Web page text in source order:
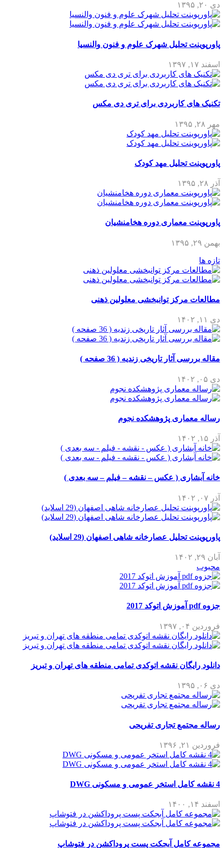
دی ۲۰, ۱۳۹۵
پاورپوینت تحلیل شهرک علوم و فنون والنسیا
اسفند ۱۷, ۱۳۹۷
تکنیک های کاربردی برای تری دی مکس
مهر ۲۸, ۱۳۹۵
پاورپوینت تحلیل مهد کودک
آذر ۲۸, ۱۳۹۵
پاورپوینت معماری دوره هخامنشیان
بهمن ۲۹, ۱۳۹۵
تازه ها
مطالعات مرکز توانبخشی معلولین ذهنی
دی ۱۱, ۱۴۰۲
مقاله بررسی آثار تاریخی زندیه ( 36 صفحه )
دی ۰۵, ۱۴۰۲
رساله معماری پژوهشکده نجوم
آذر ۱۵, ۱۴۰۲
خانه آبشاری ( عکس – نقشه – فیلم – سه بعدی )
آذر ۰۷, ۱۴۰۲
پاورپوینت تحلیل عصارخانه شاهی اصفهان (29 اسلاید)
آبان ۲۹, ۱۴۰۲
محبوب
جزوه pdf آموزش اتوکد 2017
فروردین ۰۴, ۱۳۹۷
دانلود رایگان نقشه اتوکدی تمامی منطقه های تهران و تبریز
دی ۰۶, ۱۳۹۵
رساله مجتمع تجاری تفریحی
فروردین ۲۱, ۱۳۹۶
4 نقشه کامل استخر عمومی و مسکونی DWG
اسفند ۱۴, ۱۴۰۰
مجموعه کامل آبجکت پست پروداکشن در فتوشاپ